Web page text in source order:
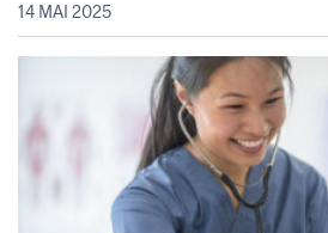
14 MAI 2025